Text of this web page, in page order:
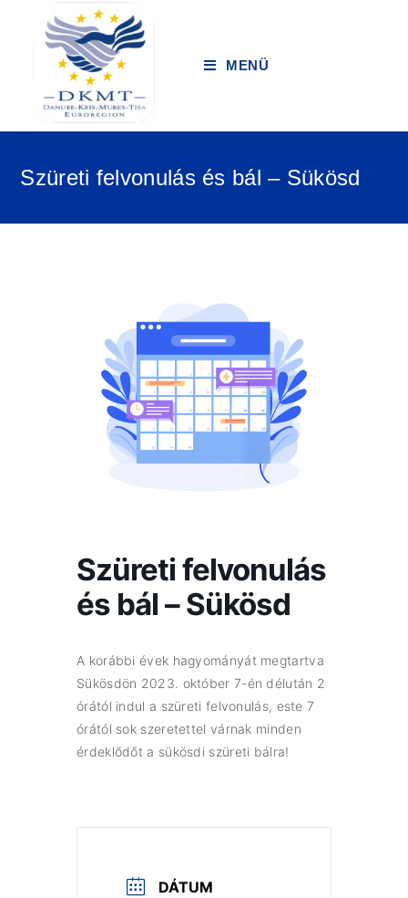
MENÜ
Szüreti felvonulás és bál – Sükösd
Szüreti felvonulás
és bál – Sükösd
A korábbi évek hagyományát megtartva
Sükösdön 2023. október 7-én délután 2
órától indul a szüreti felvonulás, este 7
órától sok szeretettel várnak minden
érdeklődőt a sükösdi szüreti bálra!
DÁTUM